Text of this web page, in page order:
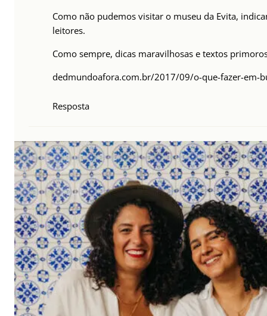
Como não pudemos visitar o museu da Evita,
leitores.
Como sempre, dicas maravilhosas e textos
dedmundoafora.com.br/2017/09/o-que-fazer-em-
Resposta